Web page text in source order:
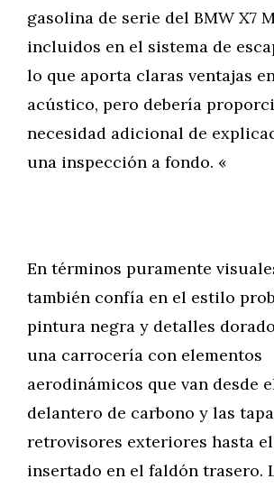
gasolina de serie del BMW X7
incluidos en el sistema de
lo que aporta claras ventajas
acústico, pero debería
necesidad adicional de
una inspección a fondo. «
En términos puramente
también confía en el estilo
pintura negra y detalles
una carrocería con elementos
aerodinámicos que van desde
delantero de carbono y las
retrovisores exteriores hasta
insertado en el faldón trasero.